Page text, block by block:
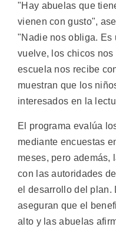
"Hay abuelas que
vienen con gusto",
"Nadie nos obliga. Es
vuelve, los chicos
escuela nos recibe
muestran que los
interesados en la
El programa evalúa
mediante encuestas
meses, pero además,
con las autoridades
el desarrollo del plan.
aseguran que el
alto y las abuelas